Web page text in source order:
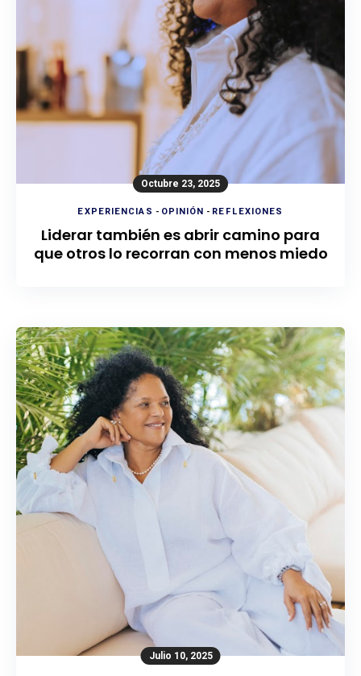
Octubre 23, 2025
EXPERIENCIAS - OPINIÓN - REFLEXIONES
Liderar también es abrir camino para
que otros lo recorran con menos miedo
Julio 10, 2025